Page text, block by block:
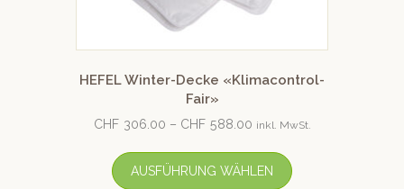
HEFEL Winter-Decke «Klimacontrol-
Fair»
CHF 306.00 – CHF 588.00 inkl. MwSt.
AUSFÜHRUNG WÄHLEN